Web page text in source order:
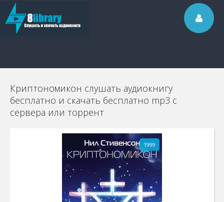
Криптономикон слушать аудиокнигу
бесплатно и скачать бесплатно mp3 с
сервера или торрент
1999